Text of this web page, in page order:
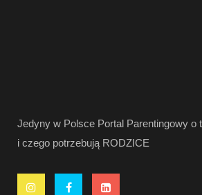
Jedyny w Polsce Portal Parentingowy o
i czego potrzebują RODZICE